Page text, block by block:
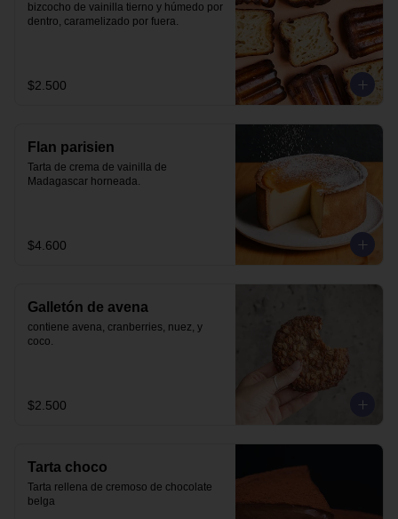
bizcocho de vainilla tierno y húmedo por
dentro, caramelizado por fuera.
$2.500
Flan parisien
Tarta de crema de vainilla de
Madagascar horneada.
$4.600
Galletón de avena
contiene avena, cranberries, nuez, y
coco.
$2.500
Tarta choco
Tarta rellena de cremoso de chocolate
belga